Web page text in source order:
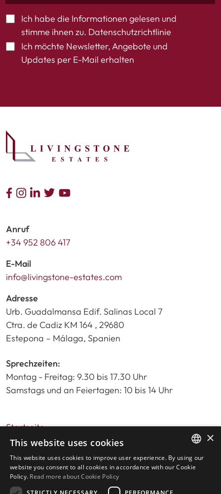
Ich habe die Informationen gelesen und
stimme ihnen zu. Datenschutzrichtlinie
Ich möchte Newsletter, Angebote und
Updates per E-Mail erhalten
Anruf
+34 952 806 417
E-Mail
info@livingstone-estates.com
Adresse
Urb. Guadalmansa Edif. Salinas Local 7
Ctra. de Cadiz KM 164 , 29680
Estepona – Málaga, Spanien
Sprechzeiten:
Montag - Freitag: 9.30 bis 17.30 Uhr
Samstags und an Feiertagen: 10 bis 14 Uhr
Startseite
Immobiliensuche
Bitte bewerten Sie uns
Datenschutzrichtlinie
Cookies-Richtlinie
ENGLISH
×
This website uses cookies
This website uses cookies to improve user experience. By using our
website you consent to all cookies in accordance with our Cookie
Policy. Read more about Cookie Policy